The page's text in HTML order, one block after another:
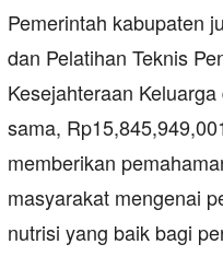
Pemerintah kabupaten
dan Pelatihan Teknis
Kesejahteraan
sama,
memberikan
masyarakat mengenai
nutrisi yang baik bagi